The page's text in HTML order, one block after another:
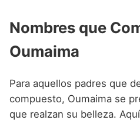
Nombres que
Oumaima
Para aquellos padres que
compuesto, Oumaima se
que realzan su belleza.